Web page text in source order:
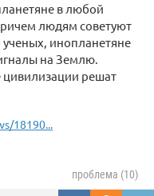
в любой
людям советуют
ученых, инопланетяне
на Землю.
решат
18190...
проблема (10)